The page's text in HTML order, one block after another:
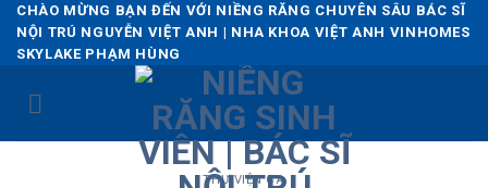
Skip
content
CHÀO MỪNG BẠN ĐẾN VỚI NIỀNG RĂNG CHUYÊN SÂU BÁC SĨ
NỘI TRÚ NGUYỄN VIỆT ANH | NHA KHOA VIỆT ANH VINHOMES
SKYLAKE PHẠM HÙNG
THƯ VIỆN CA